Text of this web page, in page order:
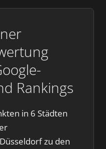
Rankings
in 6 Städten
zu den